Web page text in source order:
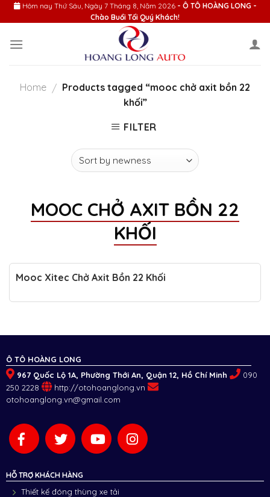
Skip
to
Hôm nay Thứ Sáu, Ngày 7 Tháng 8, Năm 2026 - Ô TÔ HOÀNG LONG -
Chào Buổi Tối Quý Khách!
Home / Products tagged “mooc chở axit bồn 22
khối”
FILTER
MOOC CHỞ AXIT BỒN 22
KHỐI
Mooc Xitec Chở Axit Bồn 22 Khối
Ô TÔ HOÀNG LONG
967 Quốc Lộ 1A, Phường Thới An, Quận 12, Hồ Chí Minh
090
250 2228
http://otohoanglong.vn
otohoanglong.vn@gmail.com
HỖ TRỢ KHÁCH HÀNG
Thiết kế đóng thùng xe tải